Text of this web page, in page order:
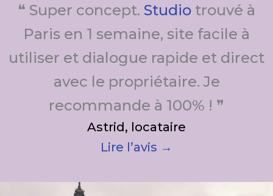
❝ Super concept. Studio trouvé à
Paris en 1 semaine, site facile à
utiliser et dialogue rapide et direct
avec le propriétaire. Je
recommande à 100% ! ❞
Astrid, locataire
Lire l’avis →